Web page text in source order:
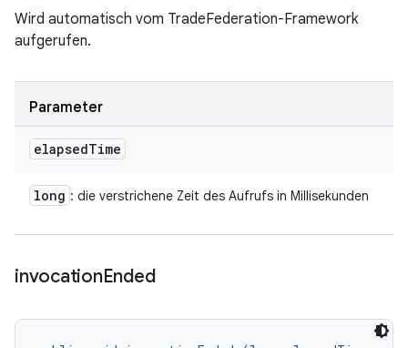
Wird automatisch vom TradeFederation-Framework
aufgerufen.
Parameter
elapsedTime
long : die verstrichene Zeit des Aufrufs in Millisekunden
invocationEnded